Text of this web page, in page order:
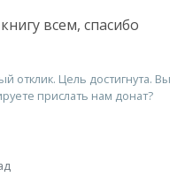
всем, спасибо
отклик. Цель достигнута. Вы
прислать нам донат?